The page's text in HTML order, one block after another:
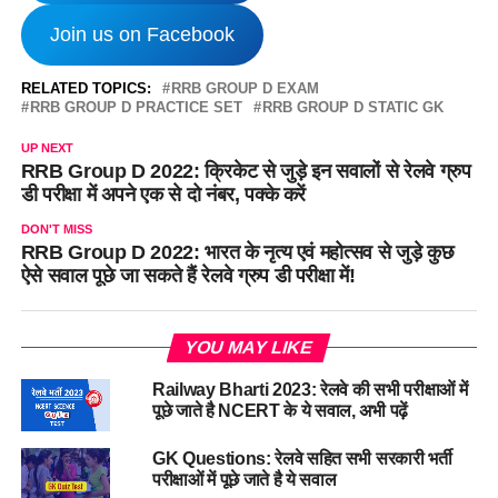
Join us on Facebook
RELATED TOPICS:
RRB GROUP D EXAM
RRB GROUP D PRACTICE SET
RRB GROUP D STATIC GK
UP NEXT
RRB Group D 2022: क्रिकेट से जुड़े इन सवालों से रेलवे ग्रुप
डी परीक्षा में अपने एक से दो नंबर, पक्के करें
DON'T MISS
RRB Group D 2022: भारत के नृत्य एवं महोत्सव से जुड़े कुछ
ऐसे सवाल पूछे जा सकते हैं रेलवे ग्रुप डी परीक्षा में!
YOU MAY LIKE
Railway Bharti 2023: रेलवे की सभी परीक्षाओं में
पूछे जाते है NCERT के ये सवाल, अभी पढ़ें
GK Questions: रेलवे सहित सभी सरकारी भर्ती
परीक्षाओं में पूछे जाते है ये सवाल